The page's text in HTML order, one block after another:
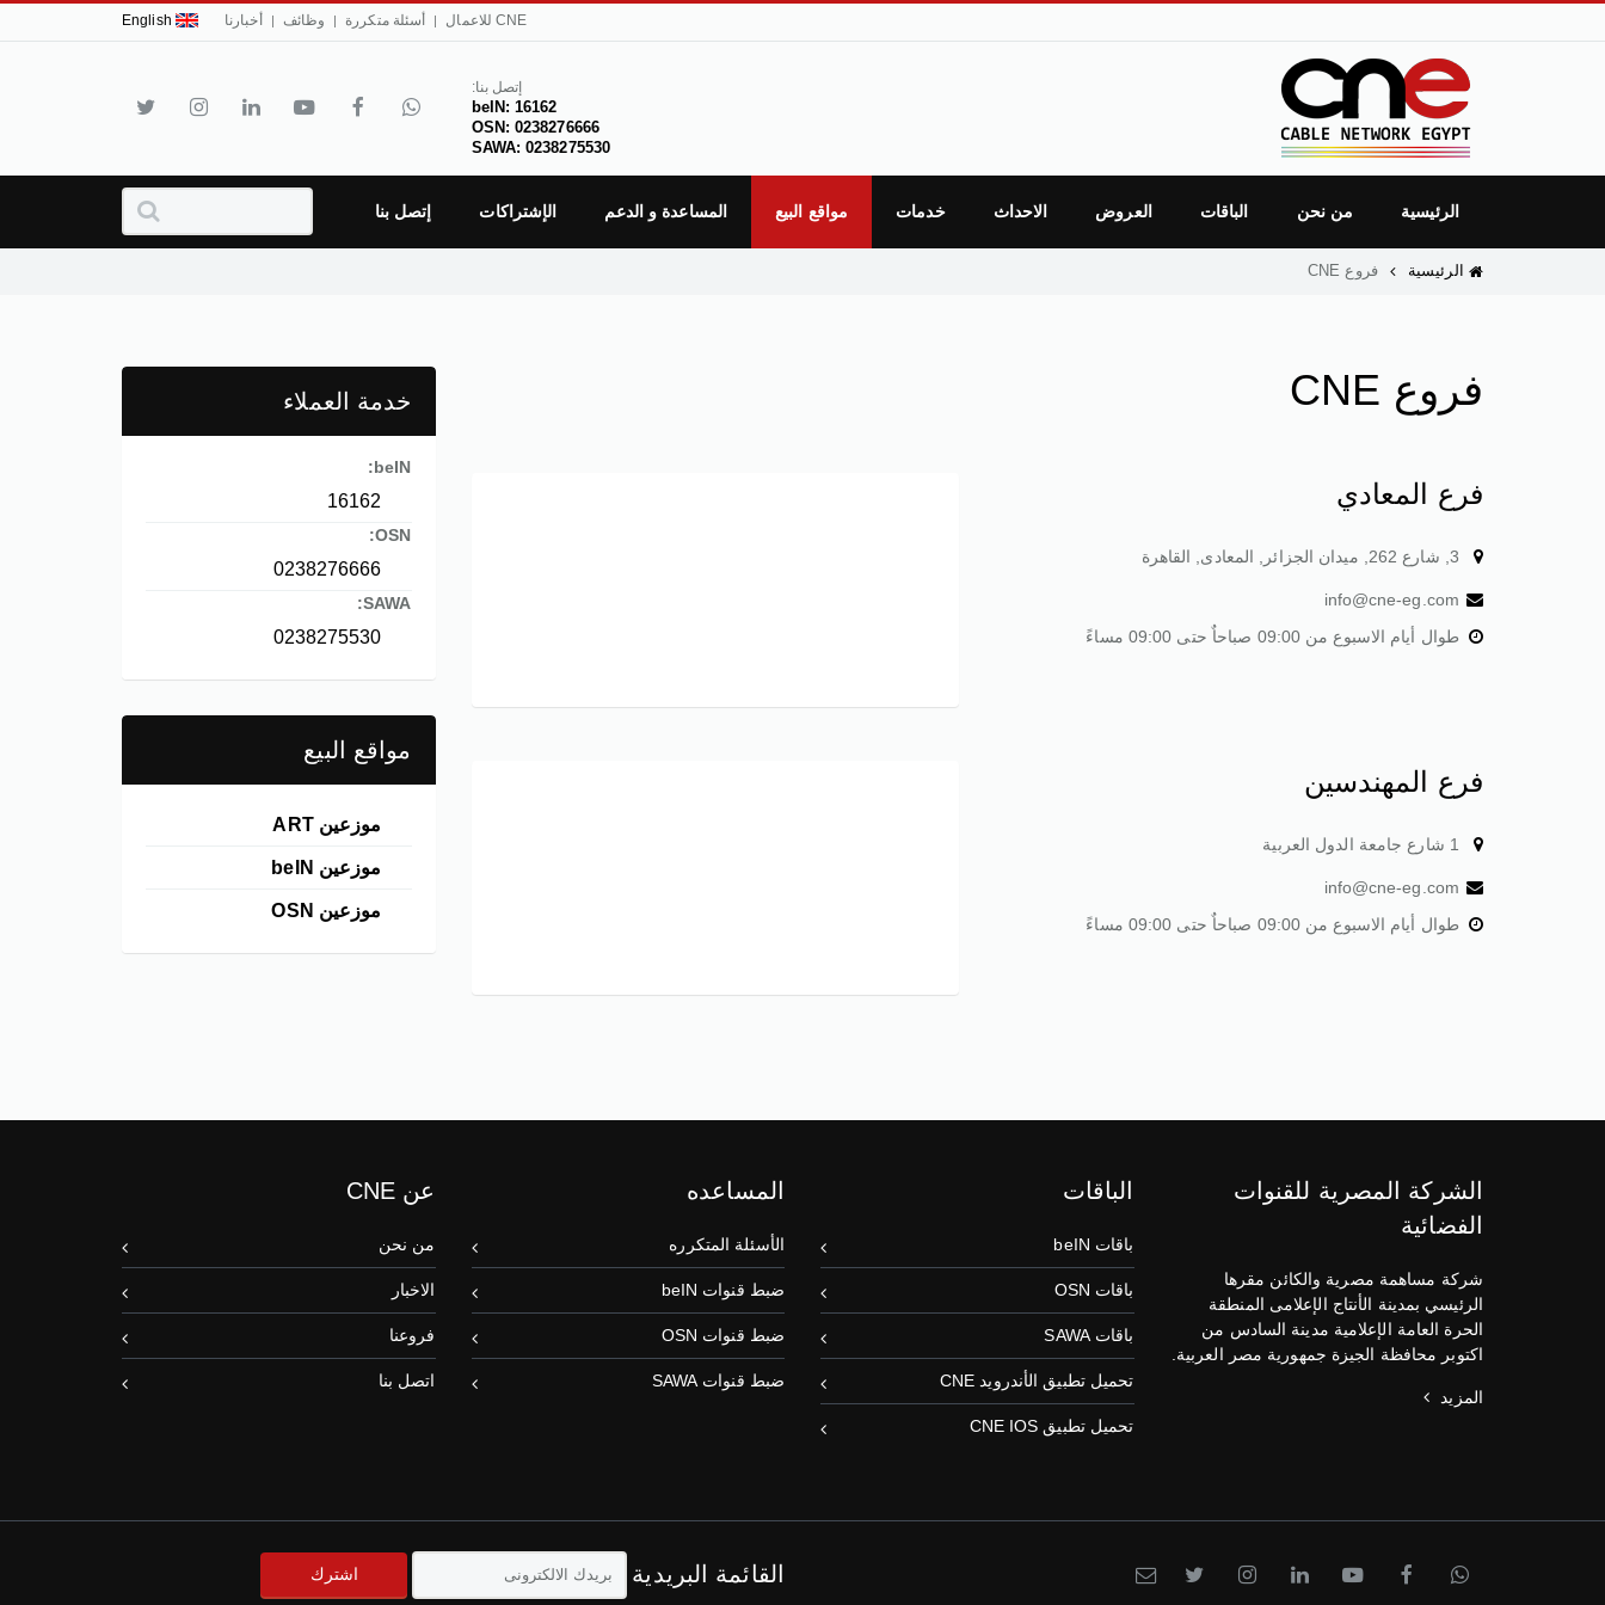
CNE للاعمال أسئلة متكررة وظائف أخبارنا
إتصل بنا:
beIN: 16162
OSN: 0238276666
SAWA: 0238275530
الرئيسية من نحن الباقات العروض الاحداث خدمات مواقع البيع المساعدة و الدعم الإشتراكات إتصل بنا
الرئيسية فروع CNE
فروع CNE
فرع المعادي
3, شارع 262, ميدان الجزائر, المعادى, القاهرة
info@cne-eg.com
طوال أيام الاسبوع من 09:00 صباحاٌ حتى 09:00 مساءً
فرع المهندسين
1 شارع جامعة الدول العربية
info@cne-eg.com
طوال أيام الاسبوع من 09:00 صباحاٌ حتى 09:00 مساءً
خدمة العملاء
beIN:
16162
OSN:
0238276666
SAWA:
0238275530
مواقع البيع
موزعين ART
موزعين beIN
موزعين OSN
الشركة المصرية للقنوات
الفضائية
شركة مساهمة مصرية والكائن مقرها
الرئيسي بمدينة الأنتاج الإعلامى المنطقة
الحرة العامة الإعلامية مدينة السادس من
اكتوبر محافظة الجيزة جمهورية مصر العربية.
المزيد
الباقات
باقات beIN
باقات OSN
باقات SAWA
تحميل تطبيق الأندرويد CNE
تحميل تطبيق CNE IOS
المساعده
الأسئلة المتكرره
ضبط قنوات beIN
ضبط قنوات OSN
ضبط قنوات SAWA
عن CNE
من نحن
الاخبار
فروعنا
اتصل بنا
القائمة البريدية